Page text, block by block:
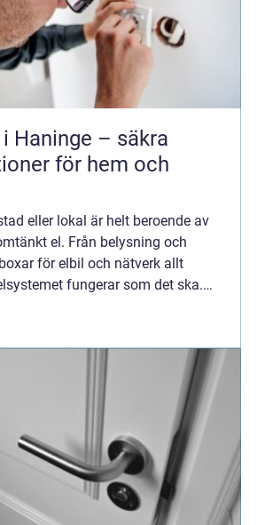
Haninge – säkra
för hem och
eller lokal är helt beroende av
el. Från belysning och
för elbil och nätverk allt
fungerar som det ska.